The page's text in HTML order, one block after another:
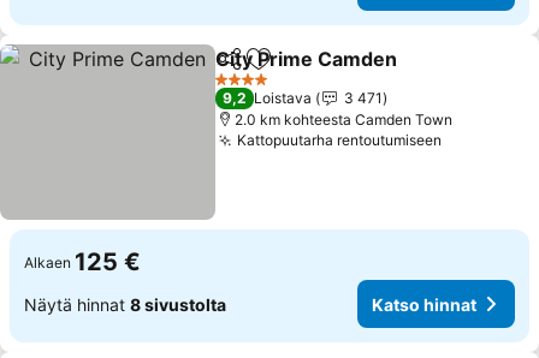
Jaa Lisää suosikkeihin
City Prime Camden
4 Tähtiluokitus
9,2 Loistava
3 471
2.0 km kohteesta Camden Town
Kattopuutarha rentoutumiseen
Alkaen 125 €
Näytä hinnat 8 sivustolta Katso hinnat